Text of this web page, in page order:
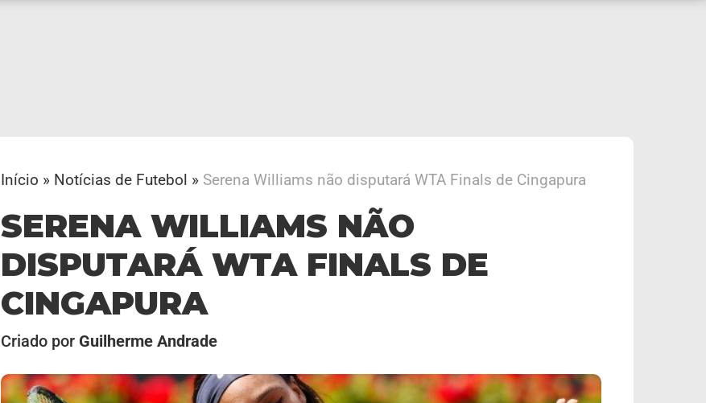
Início » Notícias de Futebol » Serena Williams não disputará WTA Finals de Cingapura
SERENA WILLIAMS NÃO
DISPUTARÁ WTA FINALS DE
CINGAPURA
Criado por Guilherme Andrade